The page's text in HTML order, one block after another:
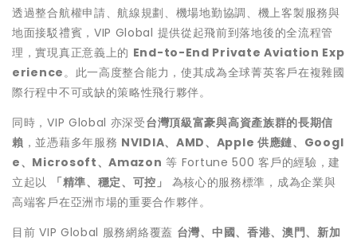
透過整合航權申請、航線規劃、機場地勤協調、機上客製服務與
地面接駁禮賓，VIP Global 提供從起飛前到落地後的全流程管
理，實現真正意義上的 End-to-End Private Aviation Exp
erience。此一高度整合能力，使其成為全球菁英客戶在複雜國
際行程中不可或缺的策略性飛行夥伴。
同時，VIP Global 亦深受台灣頂級富豪與高資產族群的長期信
賴 ，並憑藉多年服務 NVIDIA、AMD、Apple 供應鏈、Googl
e、Microsoft、Amazon 等 Fortune 500 客戶的經驗，建
立起以
「精準、穩定、可控」
為核心的服務標準，成為企業與
高端客戶在亞洲市場的重要合作夥伴。
目前 VIP Global 服務網絡覆蓋 台灣、中國、香港、澳門、新加